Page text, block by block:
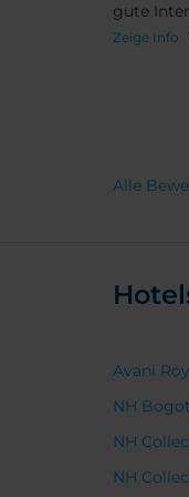
gute
gutes
Zeige Info
Alle
Avani
NH
NH
NH